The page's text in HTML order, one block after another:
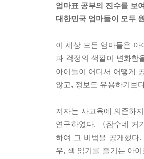
엄마표 공부의 진수를 보
대한민국 엄마들이 모두
이 세상 모든 엄마들은
과 걱정의 색깔이 변화함
아이들이 어디서 어떻게
않고, 정보도 유용하기보
저자는 사교육에 의존하
연구하였다. 〈잠수네 커
하여 그 비법을 공개했다.
우, 책 읽기를 즐기는 아